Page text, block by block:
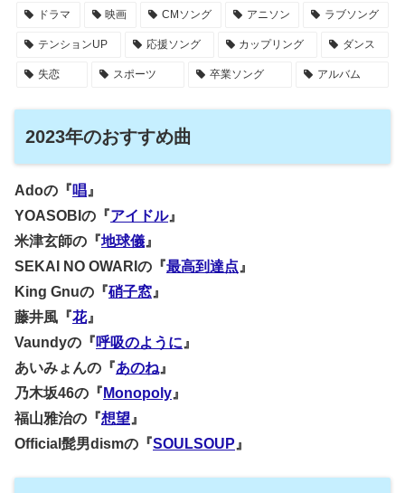
ドラマ 映画 CMソング アニソン ラブソング
テンションUP 応援ソング カップリング ダンス
失恋 スポーツ 卒業ソング アルバム
2023年のおすすめ曲
Adoの『唱 』
YOASOBIの『アイドル』
米津玄師の『地球儀 』
SEKAI NO OWARIの『最高到達点 』
King Gnuの『硝子窓 』
藤井風『花』
Vaundyの『呼吸のように 』
あいみょんの『あのね 』
乃木坂46の『 Monopoly 』
福山雅治の『想望 』
Official髭男dismの『SOULSOUP 』